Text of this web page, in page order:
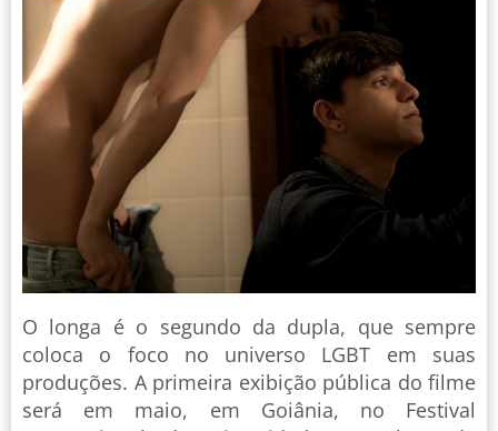
O longa é o segundo da dupla, que sempre
coloca o foco no universo LGBT em suas
produções. A primeira exibição pública do filme
será em maio, em Goiânia, no Festival